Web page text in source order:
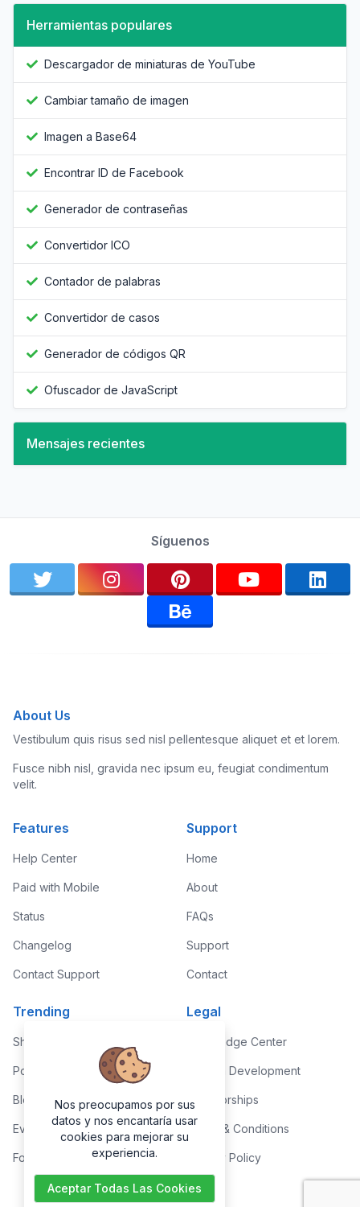
Herramientas populares
Descargador de miniaturas de YouTube
Cambiar tamaño de imagen
Imagen a Base64
Encontrar ID de Facebook
Generador de contraseñas
Convertidor ICO
Contador de palabras
Convertidor de casos
Generador de códigos QR
Ofuscador de JavaScript
Mensajes recientes
Síguenos
About Us
Vestibulum quis risus sed nisl pellentesque aliquet et et lorem.
Fusce nibh nisl, gravida nec ipsum eu, feugiat condimentum
velit.
Features
Help Center
Paid with Mobile
Status
Changelog
Contact Support
Support
Home
About
FAQs
Support
Contact
Trending
Shop
Portfolio
Blog
Events
Forums
Legal
Knowledge Center
Custom Development
Sponsorships
Terms & Conditions
Privacy Policy
Nos preocupamos por sus
datos y nos encantaría usar
cookies para mejorar su
experiencia.
Aceptar Todas Las Cookies